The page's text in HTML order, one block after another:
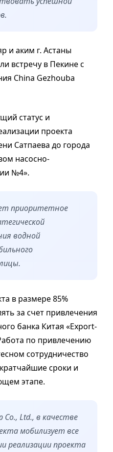
и аким г. Астаны
встречу в Пекине с
China Gezhouba
статус и
проекта
Сатпаева до города
насосно-
№4».
приоритетное
водной
в размере 85%
за счет привлечения
банка Китая «Export-
по привлечению
сотрудничество
сроки и
этапе.
Co., Ltd., в качестве
мобилизует все
реализации проекта